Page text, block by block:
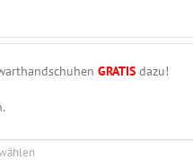
GRATIS dazu!